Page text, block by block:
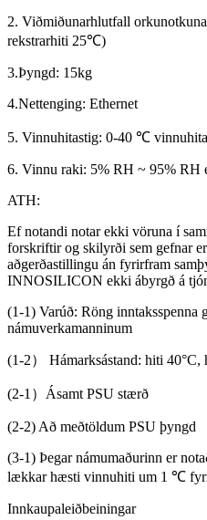
2. Viðmiðunarhlutfall
rekstrarhiti 25℃)
3.Þyngd: 15kg
4.Nettenging: Ethernet
5. Vinnuhitastig: 0-40 ℃
6. Vinnu raki: 5% RH ~ 95% RH
ATH:
Ef notandi notar ekki vöruna í
forskriftir og skilyrði sem gefnar
aðgerðastillingu án fyrirfram
INNOSILICON ekki ábyrgð á
(1-1) Varúð: Röng inntaksspenna
námuverkamanninum
(1-2） Hámarksástand: hiti 40°C,
(2-1）​​​Ásamt PSU stærð
(2-2) Að meðtöldum PSU þyngd
(3-1) Þegar námumaðurinn er
lækkar hæsti vinnuhiti um 1 ℃
Innkaupaleiðbeiningar